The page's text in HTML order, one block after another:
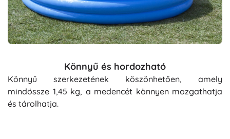
Könnyű és hordozható
Könnyű szerkezetének köszönhetően, amely
mindössze 1,45 kg, a medencét könnyen mozgathatja
és tárolhatja.